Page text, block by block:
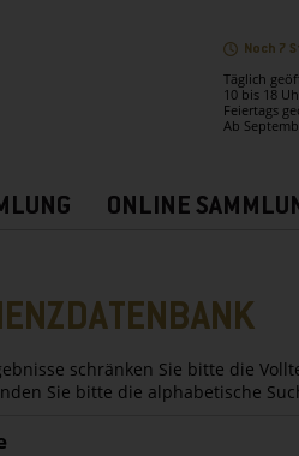
Noch 7
Täglich
10 bis 18
Feiertags
Ab
ONLINE
schränken Sie bitte die
Sie bitte die alphabetische